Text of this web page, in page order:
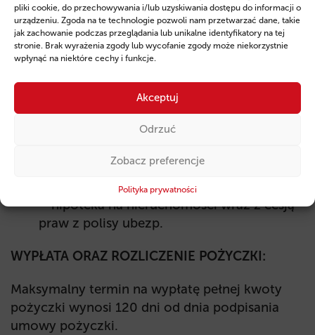
pliki cookie, do przechowywania i/lub uzyskiwania dostępu do informacji o
urządzeniu. Zgoda na te technologie pozwoli nam przetwarzać dane, takie
jak zachowanie podczas przeglądania lub unikalne identyfikatory na tej
stronie. Brak wyrażenia zgody lub wycofanie zgody może niekorzystnie
wpłynąć na niektóre cechy i funkcje.
Akceptuj
Odrzuć
Zobacz preferencje
Polityka prywatności
konkurencyjności oraz produktywności
Wprowadzanie rozwiązań
technologicznych opartych na robotyzacji,
cyfryzacji lub automatyzacji
ZABEZPIECZENIA POŻYCZKI
weksel własny in blanco przedsiębiorcy
– przewłaszczenie na środkach trwałych
wraz z cesją praw z polisy ubezp.,
– hipoteka na nieruchomości wraz z cesją
praw z polisy ubezp.
WYPŁATA ORAZ ROZLICZENIE POŻYCZKI:
Maksymalny termin na wypłatę pełnej kwoty
pożyczki wynosi 120 dni od dnia podpisania
umowy pożyczki.